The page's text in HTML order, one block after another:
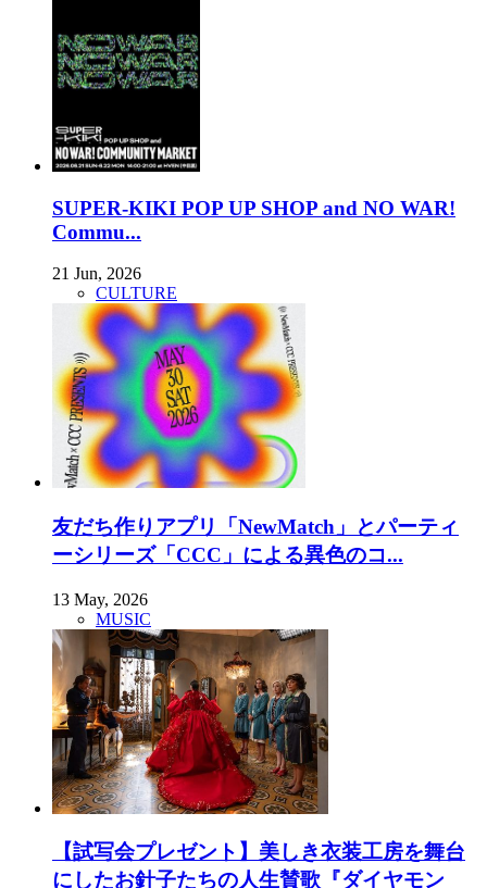
SUPER-KIKI POP UP SHOP and NO WAR!
Commu...
21 Jun, 2026
CULTURE
友だち作りアプリ「NewMatch」とパーティ
ーシリーズ「CCC」による異色のコ...
13 May, 2026
MUSIC
【試写会プレゼント】美しき衣装工房を舞台
にしたお針子たちの人生賛歌『ダイヤモン